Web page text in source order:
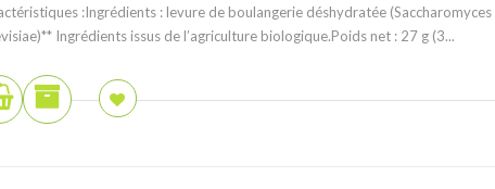
:Ingrédients : levure de boulangerie déshydratée (Saccharomyces
Ingrédients issus de l’agriculture biologique.Poids net : 27 g (3...